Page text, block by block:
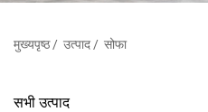
मुख्यपृष्ठ/ उत्पाद / सोफा
सभी उत्पाद